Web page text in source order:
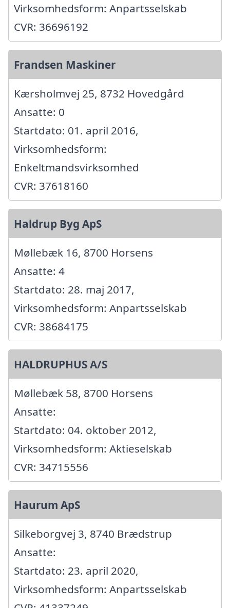
Virksomhedsform: Anpartsselskab
CVR: 36696192
Frandsen Maskiner
Kærsholmvej 25, 8732 Hovedgård
Ansatte: 0
Startdato: 01. april 2016,
Virksomhedsform:
Enkeltmandsvirksomhed
CVR: 37618160
Haldrup Byg ApS
Møllebæk 16, 8700 Horsens
Ansatte: 4
Startdato: 28. maj 2017,
Virksomhedsform: Anpartsselskab
CVR: 38684175
HALDRUPHUS A/S
Møllebæk 58, 8700 Horsens
Ansatte:
Startdato: 04. oktober 2012,
Virksomhedsform: Aktieselskab
CVR: 34715556
Haurum ApS
Silkeborgvej 3, 8740 Brædstrup
Ansatte:
Startdato: 23. april 2020,
Virksomhedsform: Anpartsselskab